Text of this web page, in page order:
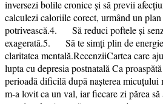
inversezi bolile cronice și să previi
calculezi caloriile corect, urmând un
potrivească.4. Să reduci poftele și
exagerată.5. Să te simți plin de energie
claritatea mentală.RecenziiCartea care
lupta cu depresia postnatală Ca
perioadă dificilă după nașterea micuțului
m-a lovit ca un val, iar fiecare zi părea